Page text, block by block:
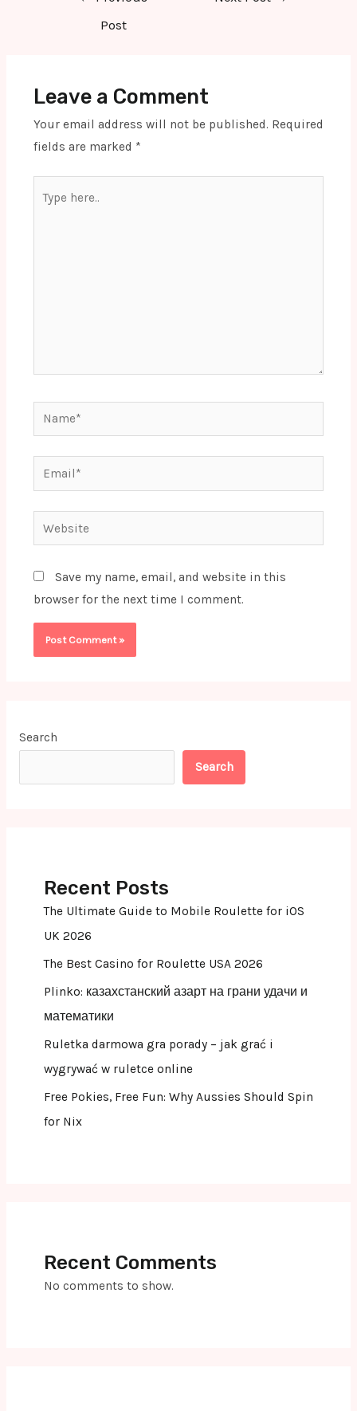
Post
Leave a Comment
Your email address will not be published. Required
fields are marked *
here..
Name*
Email*
Website
Save my name, email, and website in this
browser for the next time I comment.
Search
Search
Recent Posts
The Ultimate Guide to Mobile Roulette for iOS
UK 2026
The Best Casino for Roulette USA 2026
Plinko: казахстанский азарт на грани удачи и
математики
Ruletka darmowa gra porady – jak grać i
wygrywać w ruletce online
Free Pokies, Free Fun: Why Aussies Should Spin
for Nix
Recent Comments
No comments to show.